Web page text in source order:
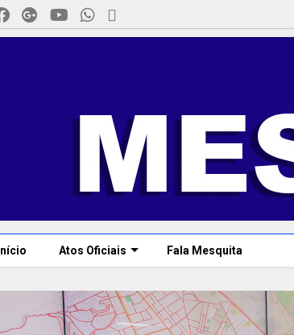
Início Atos Oficiais Fala Mesquita